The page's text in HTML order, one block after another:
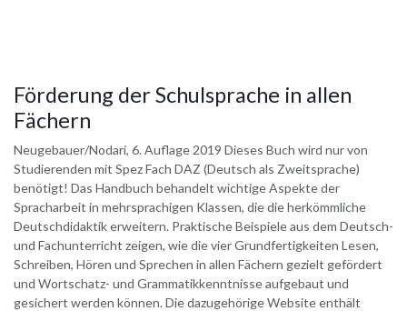
Förderung der Schulsprache in allen
Fächern
Neugebauer/Nodari, 6. Auflage 2019 Dieses Buch wird nur von
Studierenden mit Spez Fach DAZ (Deutsch als Zweitsprache)
benötigt! Das Handbuch behandelt wichtige Aspekte der
Spracharbeit in mehrsprachigen Klassen, die die herkömmliche
Deutschdidaktik erweitern. Praktische Beispiele aus dem Deutsch-
und Fachunterricht zeigen, wie die vier Grundfertigkeiten Lesen,
Schreiben, Hören und Sprechen in allen Fächern gezielt gefördert
und Wortschatz- und Grammatikkenntnisse aufgebaut und
gesichert werden können. Die dazugehörige Website enthält